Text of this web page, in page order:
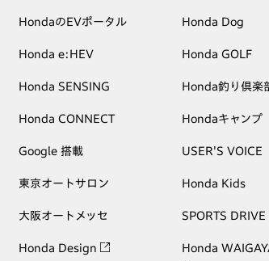
HondaのEVポータル
Honda e:HEV
Honda SENSING
Honda CONNECT
Google 搭載
東京オートサロン
大阪オートメッセ
Honda Design
Honda Dog
Honda GOLF
Honda釣り倶楽
Hondaキャンプ
USER'S VOICE
Honda Kids
SPORTS
Honda